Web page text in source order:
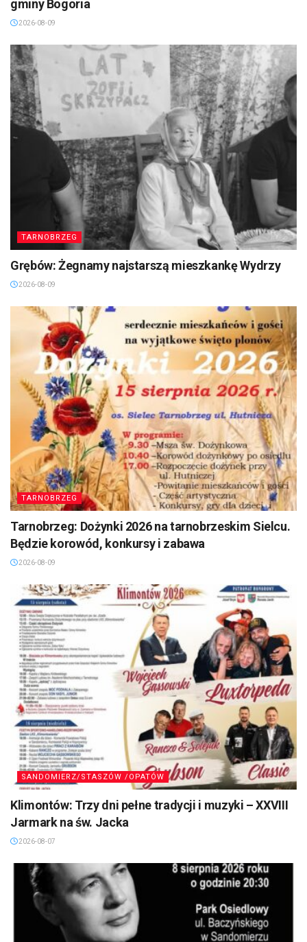
gminy Bogoria
2026-08-09
TARNOBRZEG
Grębów: Żegnamy najstarszą mieszkankę Wydrzy
2026-08-09
TARNOBRZEG
Tarnobrzeg: Dożynki 2026 na tarnobrzeskim Sielcu.
Będzie korowód, konkursy i zabawa
2026-08-09
SANDOMIERZ/STASZÓW /OPATÓW
Klimontów: Trzy dni pełne tradycji i muzyki – XXVIII
Jarmark na św. Jacka
2026-08-07